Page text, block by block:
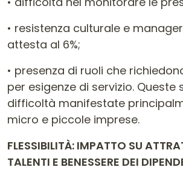
• resistenza culturale e
attesta al 6%;
• presenza di ruoli che
per esigenze di servizio. Queste
difficoltà manifestate
micro e piccole imprese.
FLESSIBILITÀ: IMPATTO SU
TALENTI E BENESSERE DEI